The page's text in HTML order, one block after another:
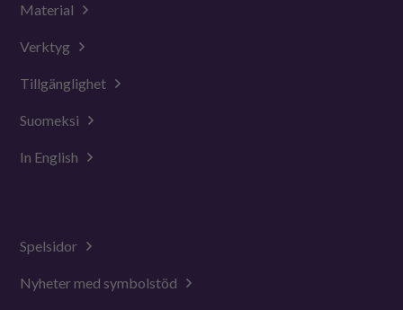
Material
Verktyg
Tillgänglighet
Suomeksi
In English
Spelsidor
Nyheter med symbolstöd